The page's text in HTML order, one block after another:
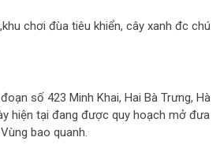
chơi đùa tiêu khiển, cây xanh đc chú
số 423 Minh Khai, Hai Bà Trưng, Hà
hiện tại đang được quy hoạch mở đưa
bao quanh.